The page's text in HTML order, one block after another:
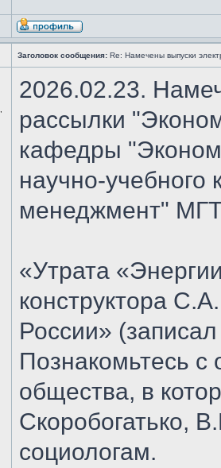
Заголовок сообщения: Re: Намечены выпуски
2026.02.23.
рассылки
кафедры
научно-
менеджмент"
«Утрата
конструктора
России»
Познакомьтесь
общества, в
Скоробогатько,
социологам.